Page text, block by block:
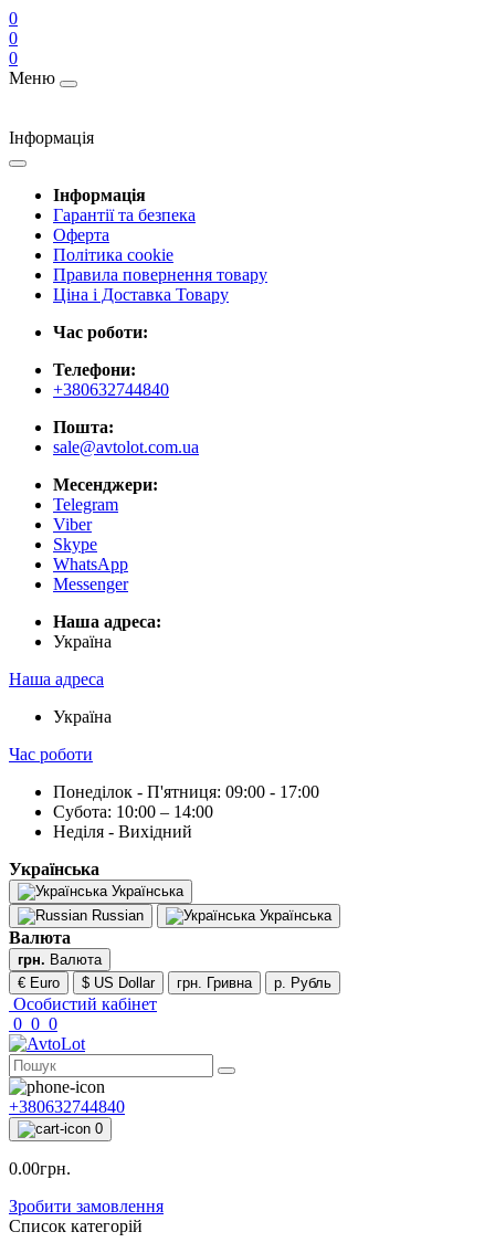
0
0
0
Меню
Інформація
Інформація
Гарантії та безпека
Оферта
Політика cookie
Правила повернення товару
Ціна і Доставка Товару
Час роботи:
Телефони:
+380632744840
Пошта:
sale@avtolot.com.ua
Месенджери:
Telegram
Viber
Skype
WhatsApp
Messenger
Наша адреса:
Українa
Наша адреса
Українa
Час роботи
Понеділок - П'ятниця: 09:00 - 17:00
Субота: 10:00 – 14:00
Неділя - Вихідний
Українська
Українська
Russian
Українська
Валюта
грн. Валюта
€ Euro
$ US Dollar грн. Гривна р. Рубль
Особистий кабінет
0 0 0
+380632744840
0
0.00грн.
Зробити замовлення
Список категорій